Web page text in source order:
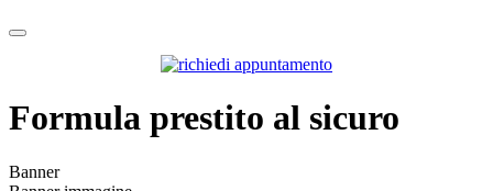
Formula prestito al sicuro
Banner